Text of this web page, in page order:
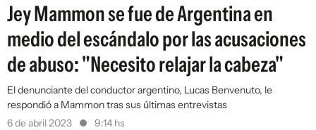
Jey Mammon se fue de Argentina en
medio del escándalo por las acusaciones
de abuso: "Necesito relajar la cabeza"
El denunciante del conductor argentino, Lucas Benvenuto, le
respondió a Mammon tras sus últimas entrevistas
6 de abril 2023
9:14 hs